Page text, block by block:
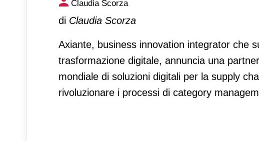
management
Claudia Scorza
di Claudia Scorza
Axiante, business innovation integrator che
trasformazione digitale, annuncia una
mondiale di soluzioni digitali per la supply
rivoluzionare i processi di category